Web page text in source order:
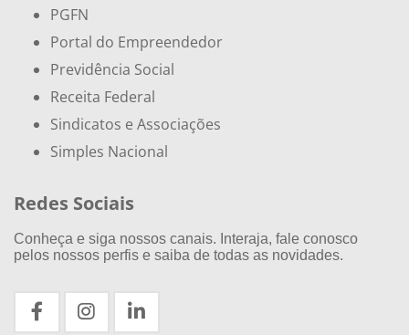
PGFN
Portal do Empreendedor
Previdência Social
Receita Federal
Sindicatos e Associações
Simples Nacional
Redes Sociais
Conheça e siga nossos canais. Interaja, fale conosco
pelos nossos perfis e saiba de todas as novidades.